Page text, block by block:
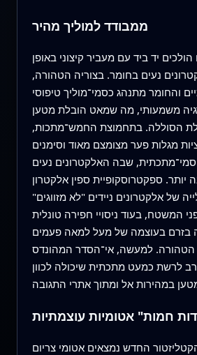
ממבודד למוליך מהיר
הולכים יד ביד עם מעביר קיצוני באופן
נעים בחומר. בצוריה הטהורה,
והחומר מתנהג כסמי־מוליך טיפוסי
משמעותי, מה שמאט הובלת מטען
הסוללה. בתחמוצת החמש־מתכות,
מגלות פער מצומצם מאוד וסימנים
שבה האלקטרונים נעים
יותר. ספקטרוסקופיית ספין אלקטרון
של אלקטרונים ניידים "לא מזווגים"
המשטח, בעוד ניסויי חפירה טונלית
בזרם בעוצמה של מעל למאה פעמים
הטהורה. למעשה, אי־הסדר המהונדס
לרשת כמעט מתכתית שיכולה לכוון
חמות" אטומיות עוצמתיות
החדש נמצאים אטומי צריום